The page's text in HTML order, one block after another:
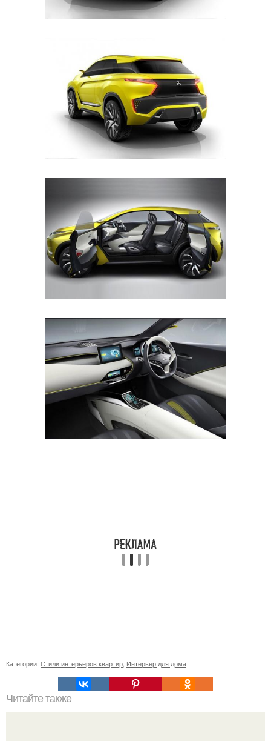
Категории: Стили интерьеров квартир Интерьер для дома
Читайте также